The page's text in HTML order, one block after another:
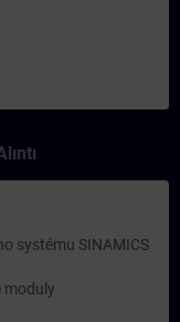
systému SINAMICS
moduly